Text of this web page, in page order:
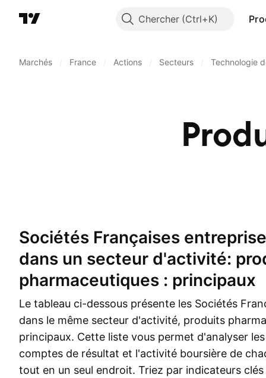
Chercher
Marchés France Actions Secteurs Technologie
Sociétés Françaises entreprises opérant
dans un secteur d'activité:
pharmaceutiques : principaux
Le tableau ci-dessous présente les Sociétés
dans le même secteur d'activité, produits
principaux. Cette liste vous permet d'analyser
comptes de résultat et l'activité boursière de
tout en un seul endroit. Triez par indicateurs